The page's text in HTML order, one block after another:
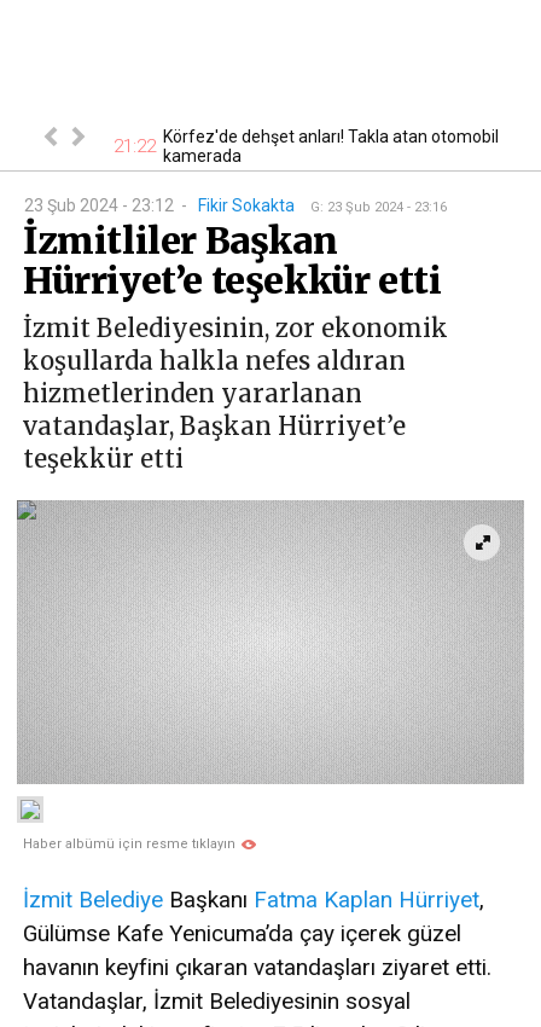
eski okul 21:22 Körfez'de dehşet anları! Takla atan otomobil
kamerada
23 Şub 2024 - 23:12 - Fikir Sokakta G: 23 Şub 2024 - 23:16
İzmitliler Başkan
Hürriyet’e teşekkür etti
İzmit Belediyesinin, zor ekonomik
koşullarda halkla nefes aldıran
hizmetlerinden yararlanan
vatandaşlar, Başkan Hürriyet’e
teşekkür etti
Haber albümü için resme tıklayın
İzmit Belediye Başkanı Fatma Kaplan Hürriyet,
Gülümse Kafe Yenicuma’da çay içerek güzel
havanın keyfini çıkaran vatandaşları ziyaret etti.
Vatandaşlar, İzmit Belediyesinin sosyal